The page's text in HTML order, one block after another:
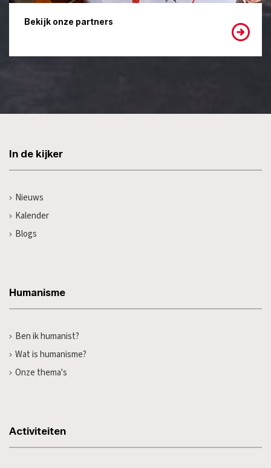
Bekijk onze partners
In de kijker
Nieuws
Kalender
Blogs
Humanisme
Ben ik humanist?
Wat is humanisme?
Onze thema's
Activiteiten